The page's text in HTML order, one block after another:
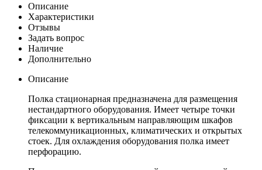
Описание
Характеристики
Отзывы
Задать вопрос
Наличие
Дополнительно
Описание
Полка стационарная предназначена для размещения
нестандартного оборудования. Имеет четыре точки
фиксации к вертикальным направляющим шкафов
телекоммуникационных, климатических и открытых
стоек. Для охлаждения оборудования полка имеет
перфорацию.